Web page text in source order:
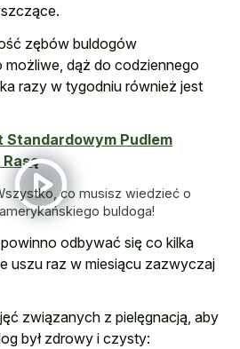
zębów buldogów
możliwe, dąż do codziennego
razy w tygodniu również jest
Standardowym Pudlem
co musisz wiedzieć o
buldoga!
odbywać się co kilka
uszu raz w miesiącu zazwyczaj
związanych z pielęgnacją, aby
był zdrowy i czysty: